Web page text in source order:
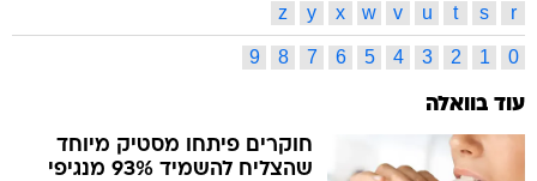
r
s
t
u
v
w
x
y
z
0
1
2
3
4
5
6
7
8
9
עוד בוואלה
חוקרים פיתחו מסטיק מיוחד
שהצליח להשמיד 93% מנגיפי